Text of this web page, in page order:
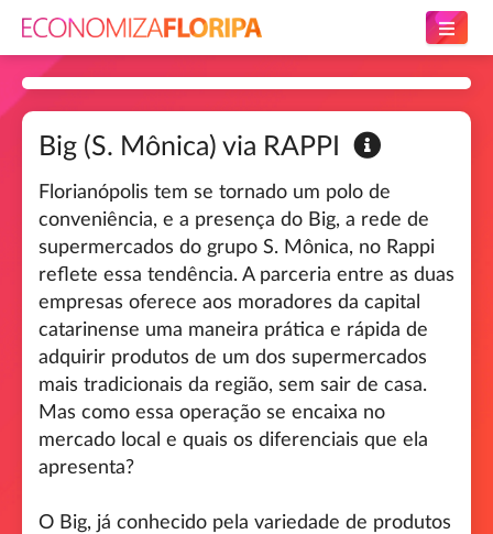
Big (S. Mônica) via RAPPI
Florianópolis tem se tornado um polo de
conveniência, e a presença do Big, a rede de
supermercados do grupo S. Mônica, no Rappi
reflete essa tendência. A parceria entre as duas
empresas oferece aos moradores da capital
catarinense uma maneira prática e rápida de
adquirir produtos de um dos supermercados
mais tradicionais da região, sem sair de casa.
Mas como essa operação se encaixa no
mercado local e quais os diferenciais que ela
apresenta?
O Big, já conhecido pela variedade de produtos